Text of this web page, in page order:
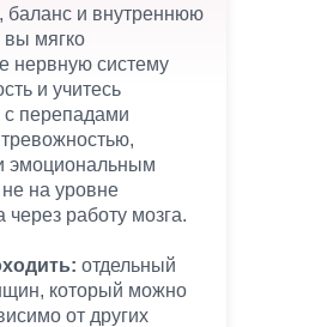
баланс и внутреннюю
вы мягко
нервную систему
и учитесь
с перепадами
эмоциональным
на уровне
работу мозга.
отдельный
который можно
от других